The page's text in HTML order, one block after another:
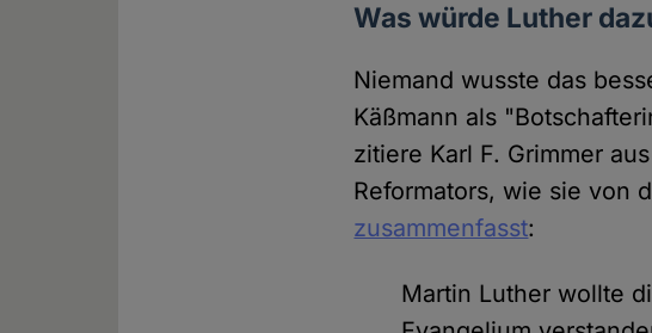
Was würde Luther
Niemand wusste das
Käßmann als
zitiere Karl F. Grimmer
Reformators, wie sie von
zusammenfasst:
Martin Luther wollte